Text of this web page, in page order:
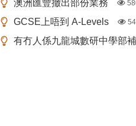
澳洲匯豐撤出部份業務
GCSE上唔到 A-Levels
有冇人係九龍城數研中學部